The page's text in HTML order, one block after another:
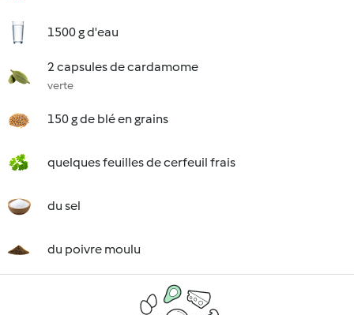
1500 g d'eau
2 capsules de cardamome
verte
150 g de blé en grains
quelques feuilles de cerfeuil frais
du sel
du poivre moulu